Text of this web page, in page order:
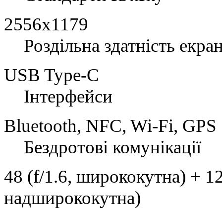
2556x1179
Роздільна здатність
USB Type-C
Інтерфейси
Bluetooth, NFC, Wi-Fi, GPS
Бездротові комунікації
48 (f/1.6, ширококутна) +
надширококутна)